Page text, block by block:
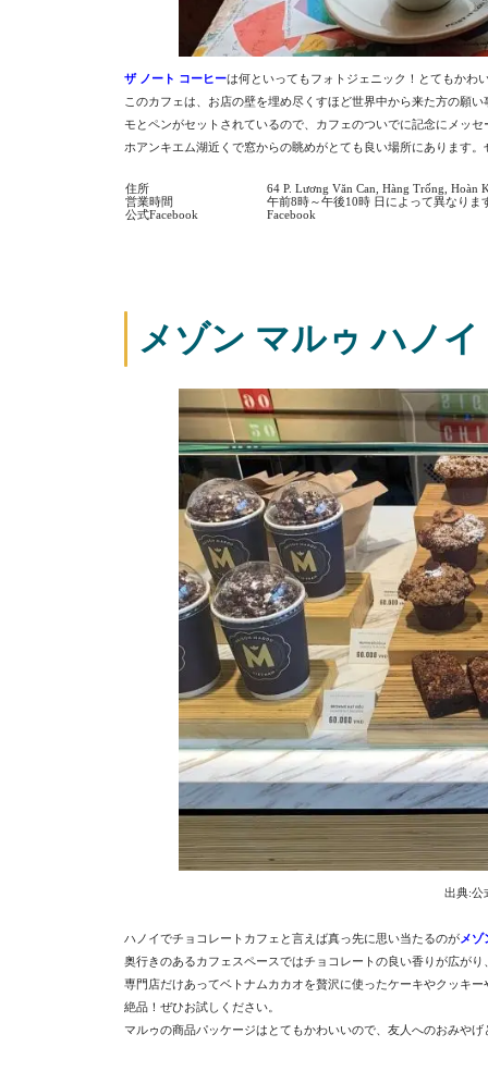
ザ ノート コーヒーは何といってもフォトジェニック！とてもかわ
このカフェは、お店の壁を埋め尽くすほど世界中から来た方の願
モとペンがセットされているので、カフェのついでに記念にメッ
ホアンキエム湖近くで窓からの眺めがとても良い場所にあります
住所
64 P. Lương Văn Can, Hàng Trống, Hoàn
営業時間
午前8時～午後10時 日によって異なりま
公式Facebook
Facebook
メゾン マルゥ ハノ
出典:公
ハノイでチョコレートカフェと言えば真っ先に思い当たるのがメゾ
奥行きのあるカフェスペースではチョコレートの良い香りが広が
専門店だけあってベトナムカカオを贅沢に使ったケーキやクッキ
絶品！ぜひお試しください。
マルゥの商品パッケージはとてもかわいいので、友人へのおみや